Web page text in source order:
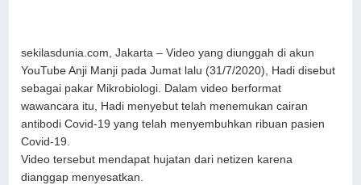
sekilasdunia.com, Jakarta – Video yang diunggah di akun
YouTube Anji Manji pada Jumat lalu (31/7/2020), Hadi disebut
sebagai pakar Mikrobiologi. Dalam video berformat
wawancara itu, Hadi menyebut telah menemukan cairan
antibodi Covid-19 yang telah menyembuhkan ribuan pasien
Covid-19.
Video tersebut mendapat hujatan dari netizen karena
dianggap menyesatkan.